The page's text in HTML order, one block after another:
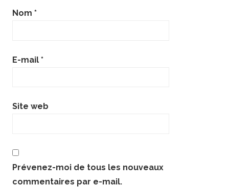
Nom *
E-mail *
Site web
Prévenez-moi de tous les nouveaux
commentaires par e-mail.